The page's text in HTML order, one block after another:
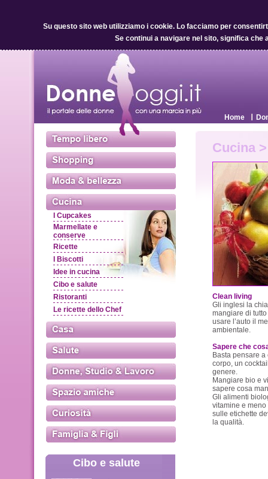
Su questo sito web utilizziamo i cookie.Lo facciamo per
Se continui a navigare nel sito, significa che
Home
I Cupcakes
Marmellate e
conserve
Ricette
I Biscotti
Idee in cucina
Cibo e salute
Ristoranti
Le ricette dello Chef
Cibo e salute
Cucina
Clean living
Gli inglesi la
mangiare di
usare l’auto il
ambientale.
Sapere che
Basta pensare a
corpo, un
genere.
Mangiare bio e
sapere cosa
Gli alimenti
vitamine e
sulle etichette
la qualità.